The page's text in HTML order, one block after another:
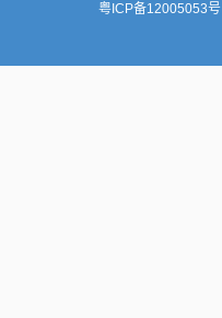
粤ICP备12005053号